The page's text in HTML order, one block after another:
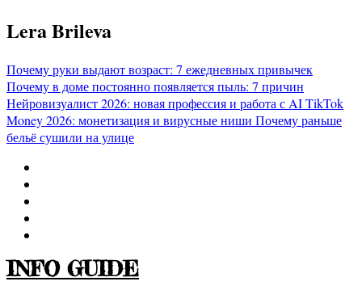
Перейти
к
Lera Brileva
Почему руки выдают возраст: 7 ежедневных привычек
Почему в доме постоянно появляется пыль: 7 причин
Нейровизуалист 2026: новая профессия и работа с AITikTok
Money 2026: монетизация и вирусные ниши Почему раньше
бельё сушили на улице
INFO GUIDE